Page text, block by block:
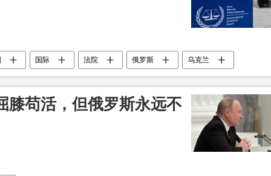
国际 法院 俄罗斯 乌克兰
膝苟活，但俄罗斯永远不